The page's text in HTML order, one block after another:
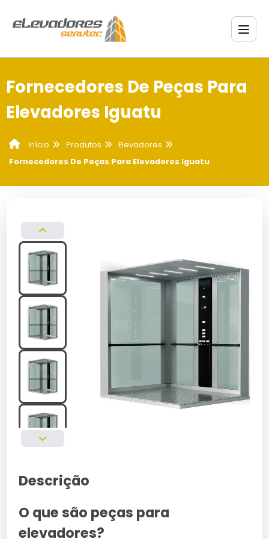
Fornecedores De Peças Para
Elevadores Iguatu
Início Produtos
Elevadores
Fornecedores De Peças Para Elevadores Iguatu
Descrição
O que são peças para
elevadores?